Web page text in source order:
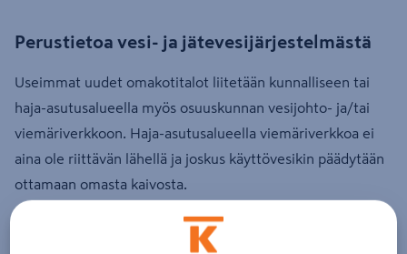
Perustietoa vesi- ja jätevesijärjestelmästä
Useimmat uudet omakotitalot liitetään kunnalliseen tai
haja-asutusalueella myös osuuskunnan vesijohto- ja/tai
viemäriverkkoon. Haja-asutusalueella viemäriverkkoa ei
aina ole riittävän lähellä ja joskus käyttövesikin päädytään
ottamaan omasta kaivosta.